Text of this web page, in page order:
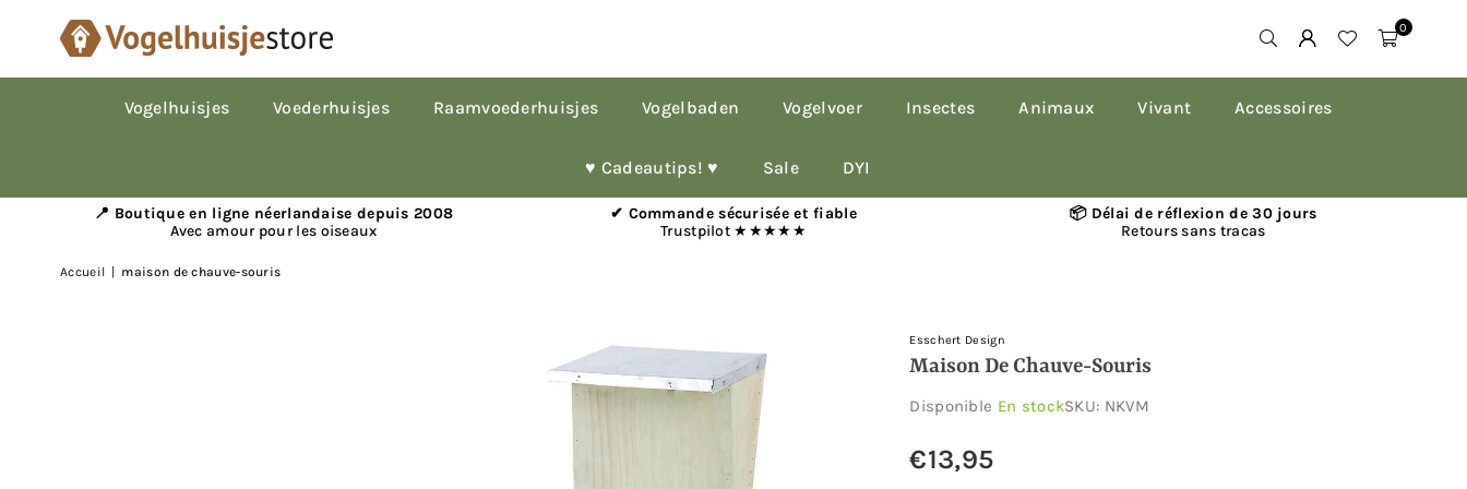
0
Vogelhuisjes Voederhuisjes Raamvoederhuisjes Vogelbaden Vogelvoer Insectes Animaux Vivant Accessoires
♥︎ Cadeautips! ♥︎ Sale DYI
📍 Boutique en ligne néerlandaise depuis 2008
Avec amour pour les oiseaux
✔ Commande sécurisée et fiable
Trustpilot ★★★★★
📦 Délai de réflexion de 30 jours
Retours sans tracas
Accueil maison de chauve-souris
Esschert Design
Maison De Chauve-Souris
Disponible En stockSKU: NKVM
Prix
€13,95